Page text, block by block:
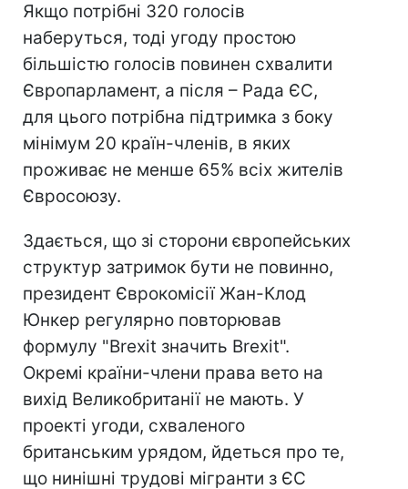
Якщо потрібні 320 голосів
наберуться, тоді угоду простою
більшістю голосів повинен схвалити
Європарламент, а після – Рада ЄС,
для цього потрібна підтримка з боку
мінімум 20 країн-членів, в яких
проживає не менше 65% всіх жителів
Євросоюзу.
Здається, що зі сторони європейських
структур затримок бути не повинно,
президент Єврокомісії Жан-Клод
Юнкер регулярно повторював
формулу "Brexit значить Brexit".
Окремі країни-члени права вето на
вихід Великобританії не мають. У
проекті угоди, схваленого
британським урядом, йдеться про те,
що нинішні трудові мігранти з ЄС